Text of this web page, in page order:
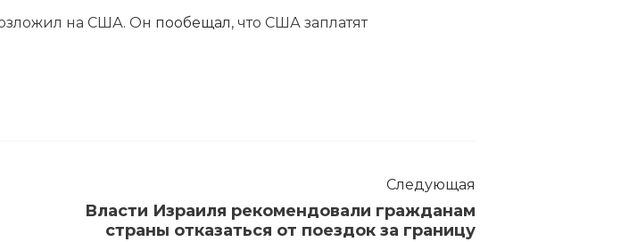
на США. Он пообещал, что США заплатят
Следующая
Власти Израиля рекомендовали гражданам
страны отказаться от поездок за границу